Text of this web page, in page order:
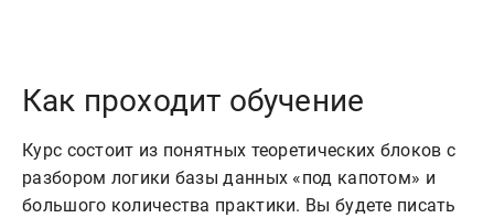
Как проходит обучение
Курс состоит из понятных теоретических блоков с
разбором логики базы данных «под капотом» и
большого количества практики. Вы будете писать